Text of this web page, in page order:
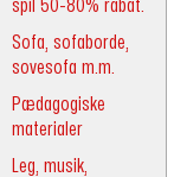
spil 50-80% rabat.
Sofa, sofaborde,
sovesofa m.m.
Pædagogiske
materialer
Leg, musik,